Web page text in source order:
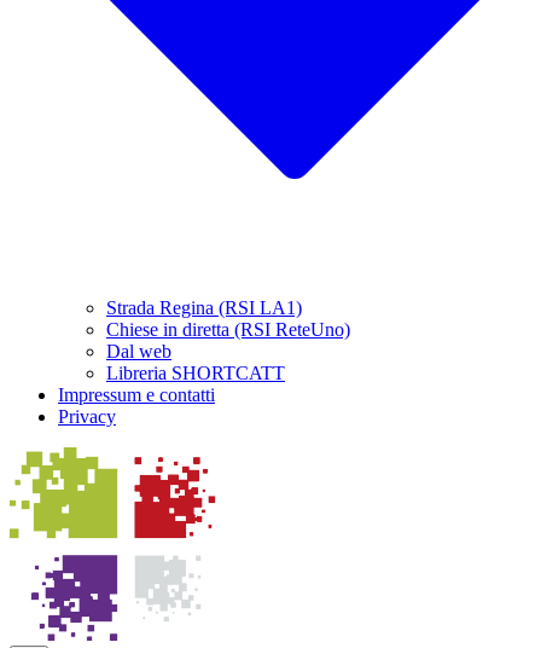
Strada Regina (RSI LA1)
Chiese in diretta (RSI ReteUno)
Dal web
Libreria SHORTCATT
Impressum e contatti
Privacy